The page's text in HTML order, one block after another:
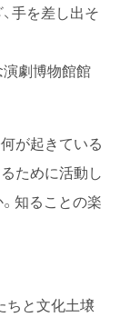
手を差し出そ
演劇博物館館
が起きている
ために活動し
知ることの楽
ちと文化土壌